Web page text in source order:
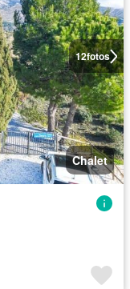
12fotos
Chalet